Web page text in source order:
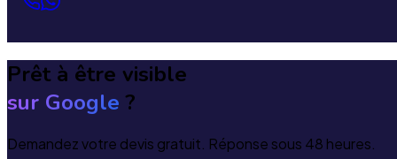
Prêt à être visible
sur Google ?
Demandez votre devis gratuit. Réponse sous 48 heures.